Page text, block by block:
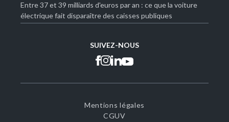
Entre 37 et 39 milliards d'euros par an : ce que la voiture
électrique fait disparaître des caisses publiques
SUIVEZ-NOUS
Mentions légales
CGUV